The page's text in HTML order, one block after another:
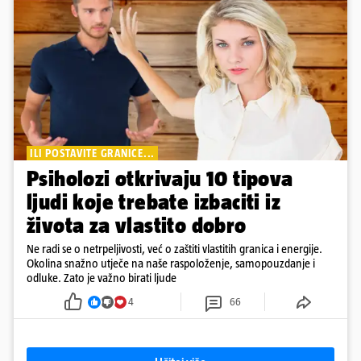
ILI POSTAVITE GRANICE...
Psiholozi otkrivaju 10 tipova
ljudi koje trebate izbaciti iz
života za vlastito dobro
Ne radi se o netrpeljivosti, već o zaštiti vlastitih granica i energije.
Okolina snažno utječe na naše raspoloženje, samopouzdanje i
odluke. Zato je važno birati ljude
4 66